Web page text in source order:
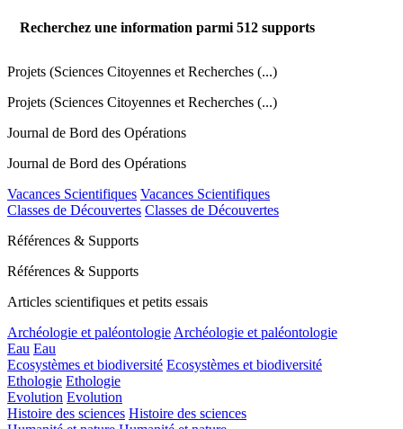
Recherchez une information parmi 512 supports
Projets (Sciences Citoyennes et Recherches (...)
Projets (Sciences Citoyennes et Recherches (...)
Journal de Bord des Opérations
Journal de Bord des Opérations
Vacances Scientifiques Vacances Scientifiques
Classes de Découvertes Classes de Découvertes
Références & Supports
Références & Supports
Articles scientifiques et petits essais
Archéologie et paléontologie Archéologie et paléontologie
Eau Eau
Ecosystèmes et biodiversité Ecosystèmes et biodiversité
Ethologie Ethologie
Evolution Evolution
Histoire des sciences Histoire des sciences